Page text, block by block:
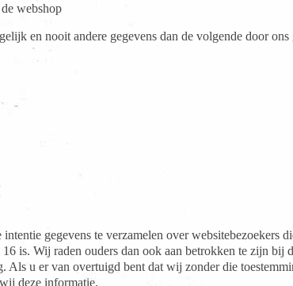
webshop
en nooit andere gegevens dan de volgende door
gegevens te verzamelen over
is. Wij raden ouders dan ook aan betrokken te zijn
Als u er van overtuigd bent dat wij zonder die
deze informatie.